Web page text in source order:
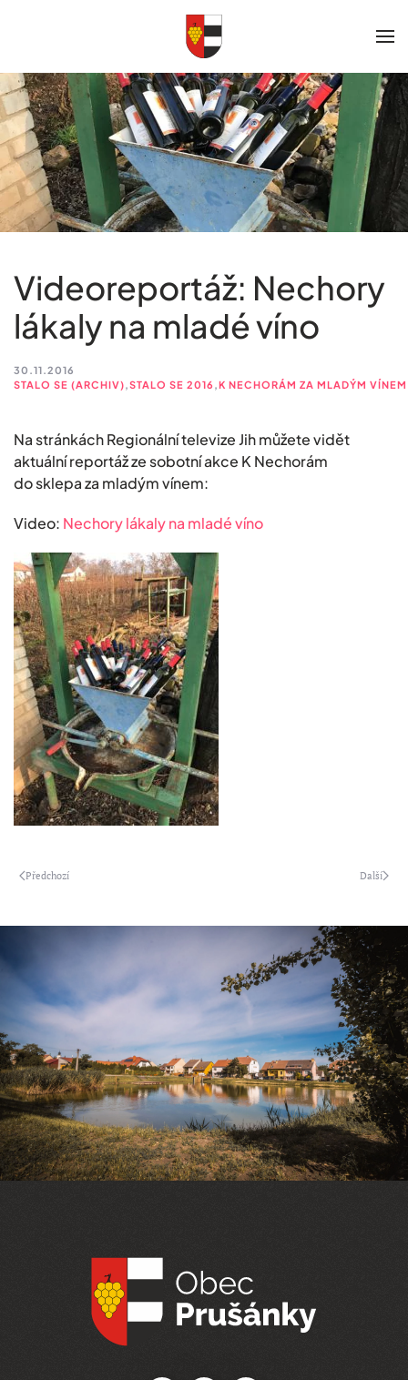
Videoreportáž: Nechory
lákaly na mladé víno
30.11.2016
STALO SE (ARCHIV),STALO SE 2016 ,K NECHORÁM ZA MLADÝM VÍNEM
Na stránkách Regionální televize Jih můžete vidět
aktuální reportáž ze sobotní akce K Nechorám
do sklepa za mladým vínem:
Video: Nechory lákaly na mladé víno
Předchozí Další